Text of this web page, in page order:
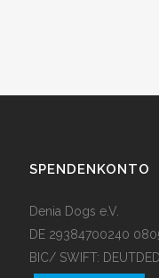
SPENDENKONTO
Denia Dogs e.V.
DE 29384700240
BIC/ SWIFT: